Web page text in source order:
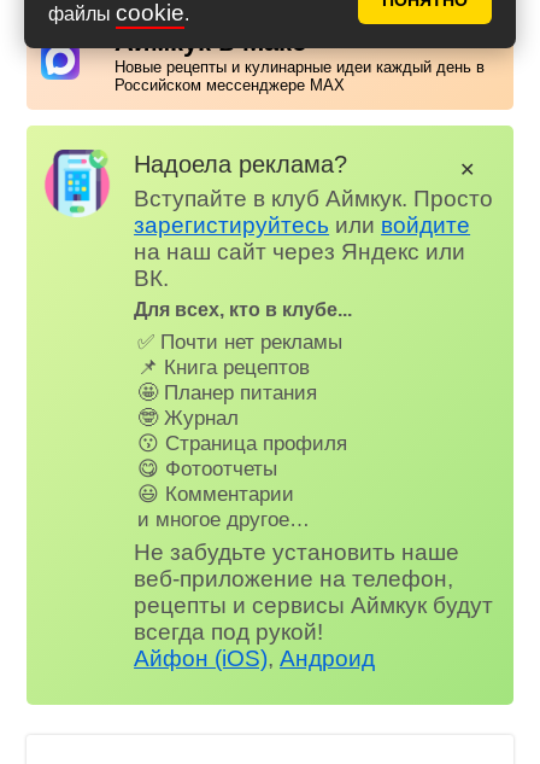
файлы cookie.
Аймкук в Макс
Новые рецепты и кулинарные идеи каждый день в
Российском мессенджере MAX
Надоела реклама?
Вступайте в клуб Аймкук. Просто
зарегистируйтесь или войдите
на наш сайт через Яндекс или
ВК.
Для всех, кто в клубе...
✅ Почти нет рекламы
📌 Книга рецептов
🤩 Планер питания
🤓 Журнал
😗 Страница профиля
😋 Фотоотчеты
😃 Комментарии
и многое другое…
Не забудьте установить наше
веб-приложение на телефон,
рецепты и сервисы Аймкук будут
всегда под рукой!
Айфон (iOS),Андроид
✕